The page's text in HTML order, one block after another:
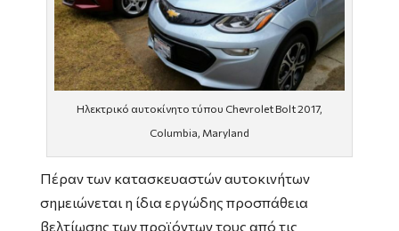
Ηλεκτρικό αυτοκίνητο τύπου Chevrolet Bolt 2017,
Columbia, Maryland
Πέραν των κατασκευαστών αυτοκινήτων
σημειώνεται η ίδια εργώδης προσπάθεια
βελτίωσης των προϊόντων τους από τις